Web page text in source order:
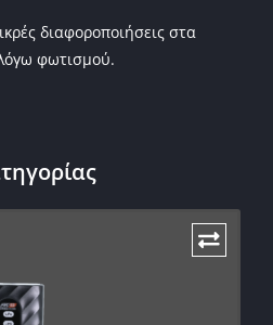
διαφοροποιήσεις στα
φωτισμού.